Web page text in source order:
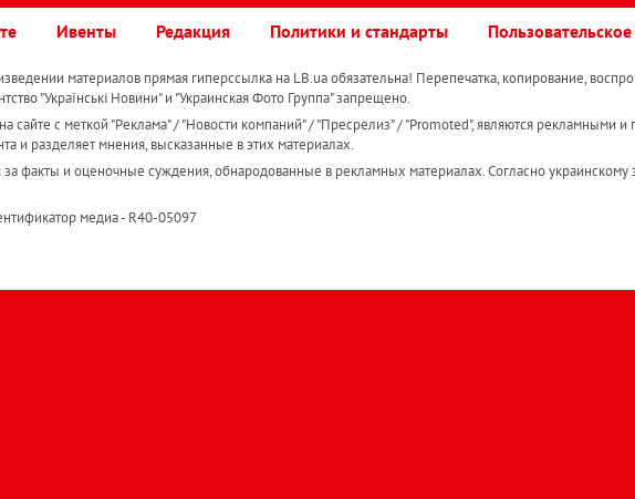
Ивенты Редакция Политики и стандарты
материалов прямая гиперссылка на LB.ua обязательна! Перепечатка, копирование,
"Українськi Новини" и "Украинская Фото Группа" запрещено.
сайте с меткой "Реклама" / "Новости компаний" / "Пресрелиз" / "Promoted", являются рекламными и
и разделяет мнения, высказанные в этих материалах.
за факты и оценочные суждения, обнародованные в рекламных материалах. Согласно украинскому
медиа - R40-05097